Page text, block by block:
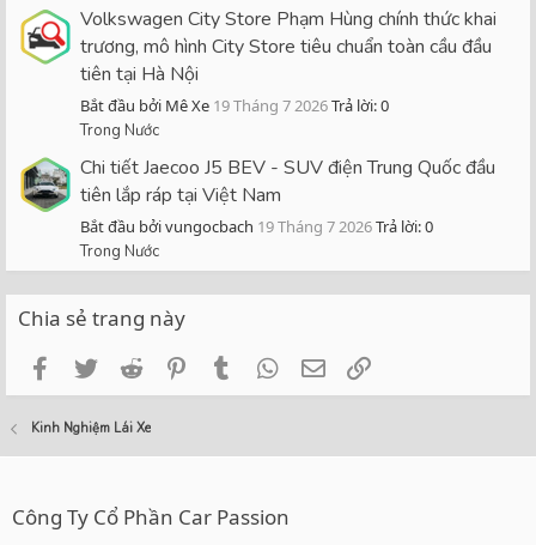
Volkswagen City Store Phạm Hùng chính thức khai
trương, mô hình City Store tiêu chuẩn toàn cầu đầu
tiên tại Hà Nội
Bắt đầu bởi Mê Xe 19 Tháng 7 2026Trả lời: 0
Trong Nước
Chi tiết Jaecoo J5 BEV - SUV điện Trung Quốc đầu
tiên lắp ráp tại Việt Nam
Bắt đầu bởi vungocbach 19 Tháng 7 2026Trả lời: 0
Trong Nước
Chia sẻ trang này
FacebookTwitterReddit PinterestTumblrWhatsApp
Email
Kinh Nghiệm Lái Xe
Công Ty Cổ Phần Car Passion